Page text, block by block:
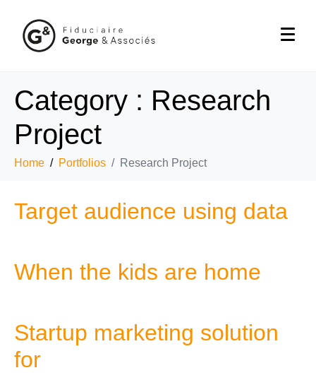
Category : Research
Project
Home Portfolios Research Project
Target audience using data
When the kids are home
Startup marketing solution
for